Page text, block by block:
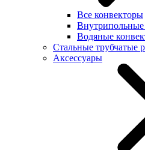
Все конвекторы
Водяные
Стальные трубчатые
Аксессуары